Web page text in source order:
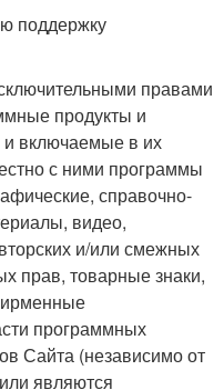
поддержку
правами
продукты и
включаемые в их
с ними программы
справочно-
видео,
и/или смежных
прав, товарные знаки,
программных
Сайта (независимо от
являются